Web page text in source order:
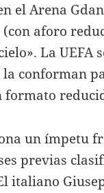
el Arena
aforo
La UEFA
la conforman
formato
un ímpetu
previas
italiano